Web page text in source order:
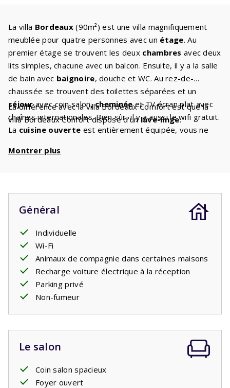
La villa Bordeaux (90m²) est une villa magnifiquement
meublée pour quatre personnes avec un étage. Au
premier étage se trouvent les deux chambres avec deux
lits simples, chacune avec un balcon. Ensuite, il y a la salle
de bain avec baignoire, douche et WC. Au rez-de-
chaussée se trouvent des toilettes séparées et un
séjouravec coin salon,cheminéeet TV écran plat avec
chaînes internationales. Bien sûr, il y a aussi le wifi gratuit.
La cuisine ouverte est entièrement équipée, vous ne
réfrigérateur-congélateur, un four micro-ondes, un four
vous attendent. Les enfants peuvent s'amuser dans le
grand jardin .
La différence avec la villa Bordeaux Comfort est que la
villa Bordeaux Confort dispose d'unlave-linge.
Montrer plus
Général
Individuelle
Wi-Fi
Animaux de compagnie dans certaines maisons
Recharge voiture électrique à la réception
Parking privé
Non-fumeur
Le salon
Coin salon spacieux
Foyer ouvert